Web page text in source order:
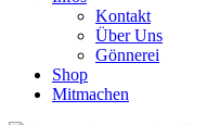
Kontakt
Über Uns
Gönnerei
Shop
Mitmachen